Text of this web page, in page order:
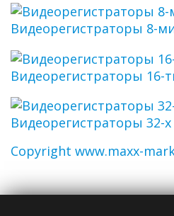
Видеорегистраторы 8-
Видеорегистраторы 16-
Видеорегистраторы 32-
Copyright www.maxx-